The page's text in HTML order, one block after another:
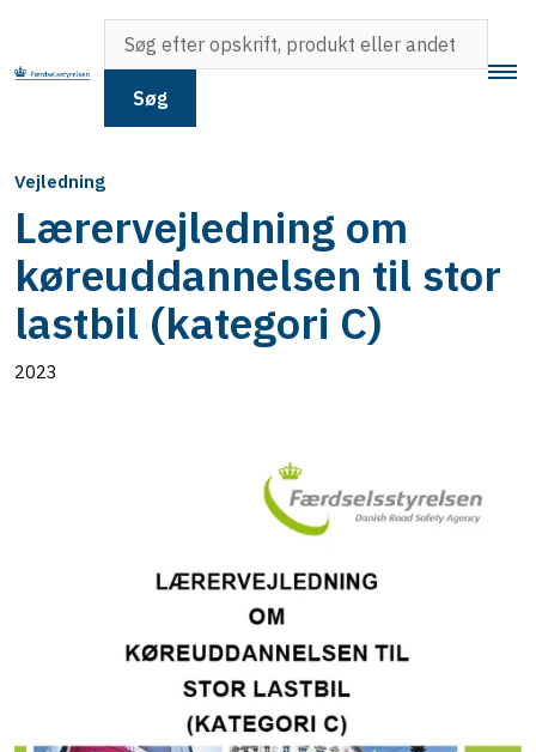
Søg
Vejledning
Lærervejledning om
køreuddannelsen til stor
lastbil (kategori C)
2023